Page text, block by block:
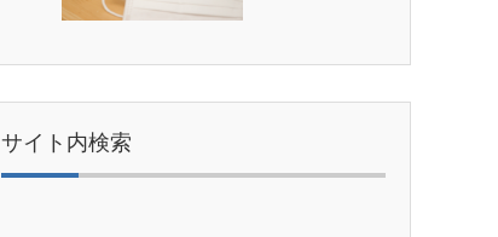
サイト内検索